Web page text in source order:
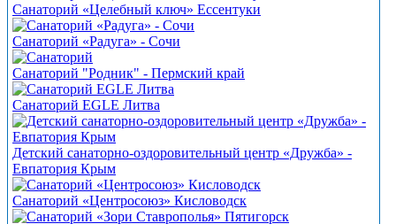
Санаторий «Целебный ключ» Ессентуки
Санаторий «Радуга» - Сочи
Санаторий "Родник" - Пермский край
Санаторий EGLE Литва
Детский санаторно-оздоровительный центр «Дружба» -
Евпатория Крым
Санаторий «Центросоюз» Кисловодск